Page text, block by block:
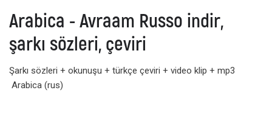
Arabica - Avraam Russo indir,
şarkı sözleri, çeviri
Şarkı sözleri + okunuşu + türkçe çeviri + video klip + mp3
Arabica (rus)